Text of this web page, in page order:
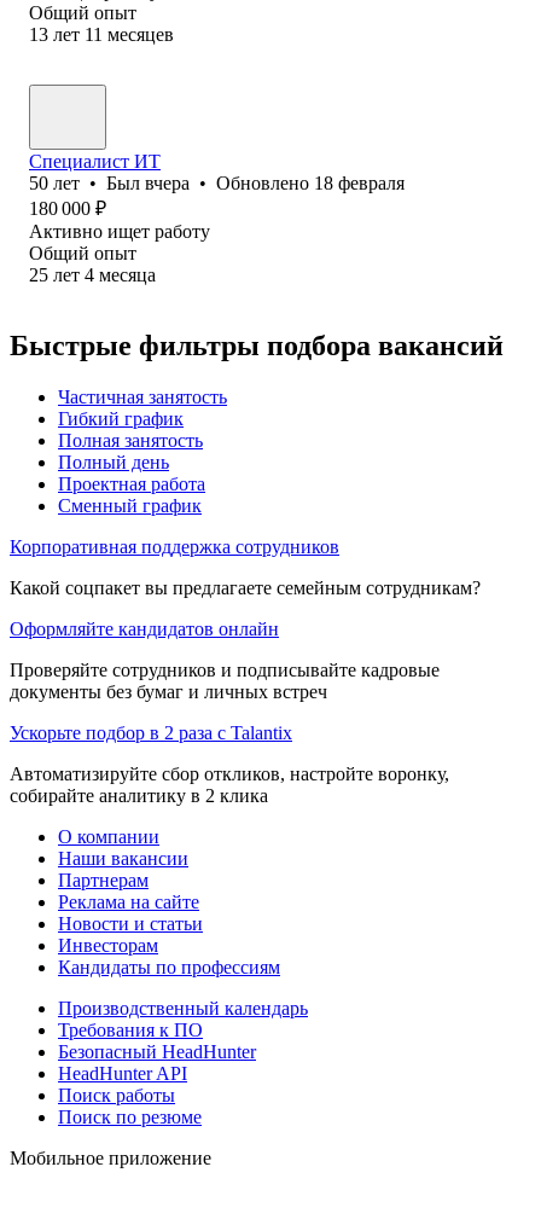
Общий опыт
13 лет 11 месяцев
Специалист ИТ
50 лет • Был вчера • Обновлено 18 февраля
180 000 ₽
Активно ищет работу
Общий опыт
25 лет 4 месяца
Быстрые фильтры подбора вакансий
Частичная занятость
Гибкий график
Полная занятость
Полный день
Проектная работа
Сменный график
Корпоративная поддержка сотрудников
Какой соцпакет вы предлагаете семейным сотрудникам?
Оформляйте кандидатов онлайн
Проверяйте сотрудников и подписывайте кадровые
документы без бумаг и личных встреч
Ускорьте подбор в 2 раза с Talantix
Автоматизируйте сбор откликов, настройте воронку,
собирайте аналитику в 2 клика
О компании
Наши вакансии
Партнерам
Реклама на сайте
Новости и статьи
Инвесторам
Кандидаты по профессиям
Производственный календарь
Требования к ПО
Безопасный HeadHunter
HeadHunter API
Поиск работы
Поиск по резюме
Мобильное приложение